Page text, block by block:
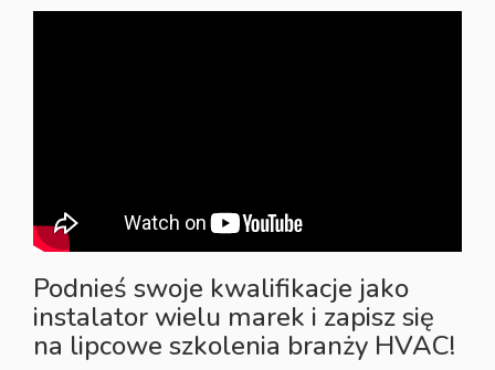
Podnieś swoje kwalifikacje jako
instalator wielu marek i zapisz się
na lipcowe szkolenia branży HVAC!